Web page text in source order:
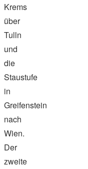
Krems
über
Tulln
und
die
Staustufe
in
Greifenstein
nach
Wien.
Der
zweite